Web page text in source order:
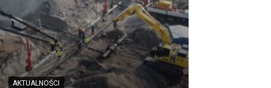
AKTUALNOŚCI